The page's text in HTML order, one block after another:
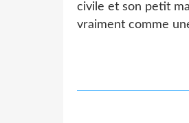
civile et son petit
vraiment comme